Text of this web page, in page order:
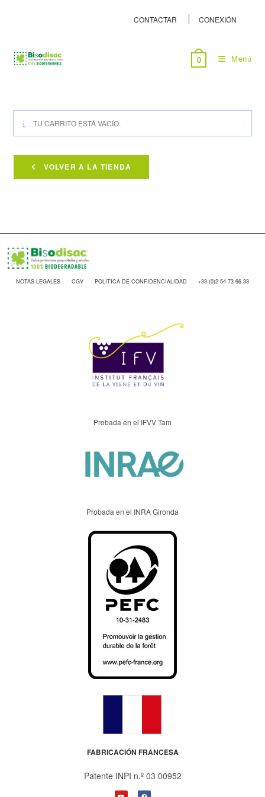
CONTACTAR CONEXIÓN
0 Menú
TU CARRITO ESTÁ VACÍO.
VOLVER A LA TIENDA
NOTAS LEGALES CGV POLITICA DE CONFIDENCIALIDAD +33 (0)2 54 73 66 33
Probada en el IFVV Tam
Probada en el INRA Gironda
FABRICACIÓN FRANCESA
Patente INPI n.º 03 00952